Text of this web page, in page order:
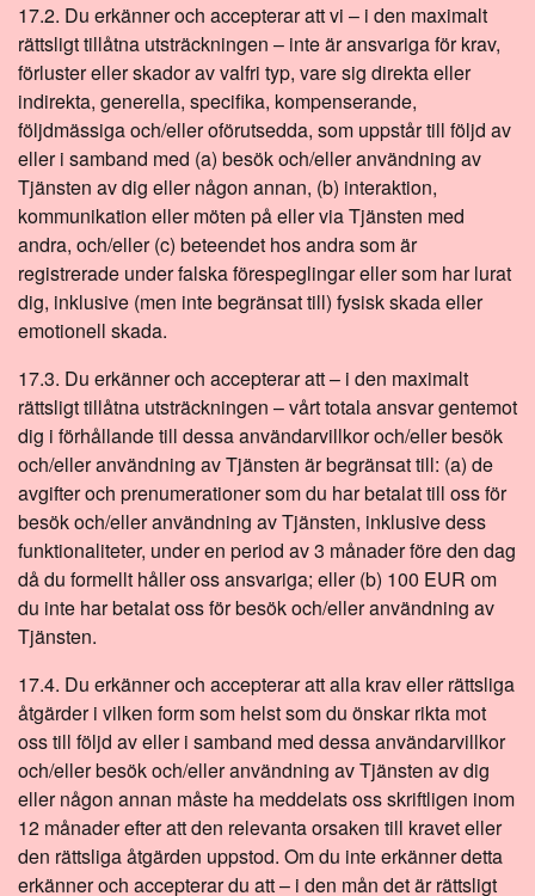
17.2. Du erkänner och accepterar att vi – i den maximalt
rättsligt tillåtna utsträckningen – inte är ansvariga för krav,
förluster eller skador av valfri typ, vare sig direkta eller
indirekta, generella, specifika, kompenserande,
följdmässiga och/eller oförutsedda, som uppstår till följd av
eller i samband med (a) besök och/eller användning av
Tjänsten av dig eller någon annan, (b) interaktion,
kommunikation eller möten på eller via Tjänsten med
andra, och/eller (c) beteendet hos andra som är
registrerade under falska förespeglingar eller som har lurat
dig, inklusive (men inte begränsat till) fysisk skada eller
emotionell skada.
17.3. Du erkänner och accepterar att – i den maximalt
rättsligt tillåtna utsträckningen – vårt totala ansvar gentemot
dig i förhållande till dessa användarvillkor och/eller besök
och/eller användning av Tjänsten är begränsat till: (a) de
avgifter och prenumerationer som du har betalat till oss för
besök och/eller användning av Tjänsten, inklusive dess
funktionaliteter, under en period av 3 månader före den dag
då du formellt håller oss ansvariga; eller (b) 100 EUR om
du inte har betalat oss för besök och/eller användning av
Tjänsten.
17.4. Du erkänner och accepterar att alla krav eller rättsliga
åtgärder i vilken form som helst som du önskar rikta mot
oss till följd av eller i samband med dessa användarvillkor
och/eller besök och/eller användning av Tjänsten av dig
eller någon annan måste ha meddelats oss skriftligen inom
12 månader efter att den relevanta orsaken till kravet eller
den rättsliga åtgärden uppstod. Om du inte erkänner detta
erkänner och accepterar du att – i den mån det är rättsligt